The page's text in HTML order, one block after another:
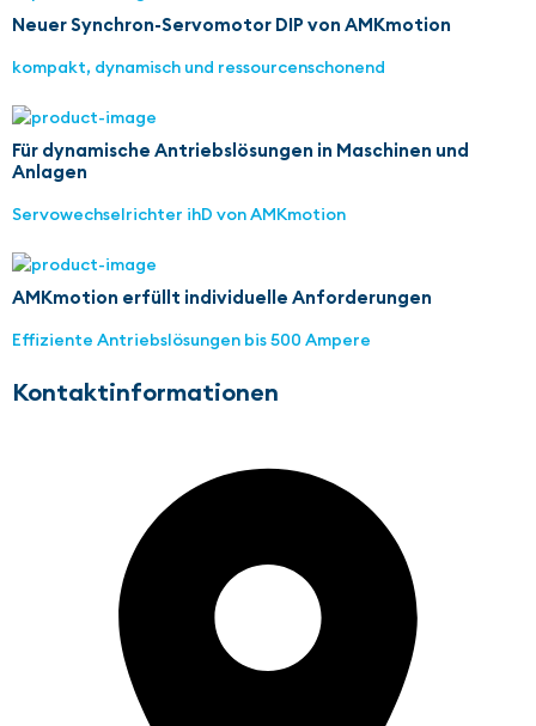
Neuer Synchron-Servomotor DIP von AMKmotion
kompakt, dynamisch und ressourcenschonend
Für dynamische Antriebslösungen in Maschinen und
Anlagen
Servowechselrichter ihD von AMKmotion
AMKmotion erfüllt individuelle Anforderungen
Effiziente Antriebslösungen bis 500 Ampere
Kontaktinformationen